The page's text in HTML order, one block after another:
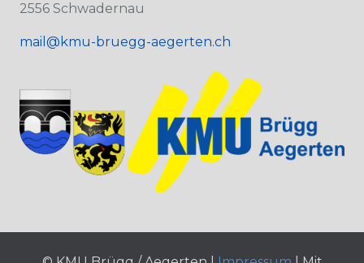
2556 Schwadernau
mail@kmu-bruegg-aegerten.ch